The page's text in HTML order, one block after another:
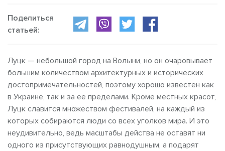
Поделиться
статьей:
Луцк — небольшой город на Волыни, но он очаровывает
большим количеством архитектурных и исторических
достопримечательностей, поэтому хорошо известен как
в Украине, так и за ее пределами. Кроме местных красот,
Луцк славится множеством фестивалей, на каждый из
которых собираются люди со всех уголков мира. И это
неудивительно, ведь масштабы действа не оставят ни
одного из присутствующих равнодушным, а подарят